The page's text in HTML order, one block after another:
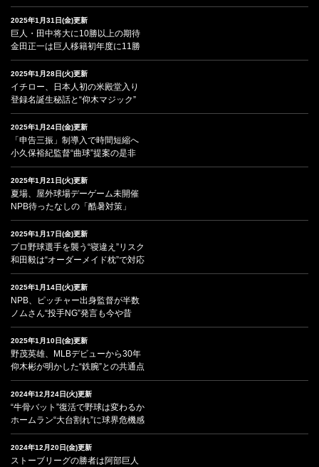
2025年1月31日(金)更新
巨人・田中将大に10勝以上の期待
金田正一は巨人移籍初年度に11勝
2025年1月28日(火)更新
イチロー、日本人初の米殿堂入り
登録名誕生秘話と“仰木マジック”
2025年1月24日(金)更新
「申告三振」制導入で時間短縮へ
小久保裕紀監督“曲球”提案の是非
2025年1月21日(火)更新
夏場、屋外球場デーゲーム未開催
NPB待ったなしの「酷暑対策」
2025年1月17日(金)更新
プロ野球選手を襲う“寝違え”リスク
和田毅は“オーダーメイド枕”で対応
2025年1月14日(火)更新
NPB、ピッチャー出身監督が半数
ノムさん“投手NG”発言も今や昔
2025年1月10日(金)更新
野茂英雄、MLBデビューから30年
仰木彬が明かした“鉄腕”との共通点
2024年12月24日(火)更新
“牛骨バット”復活で野球は変わるか
ホームラン“大台割れ”に球界危機感
2024年12月20日(金)更新
ストーブリーグの勝者は阿部巨人